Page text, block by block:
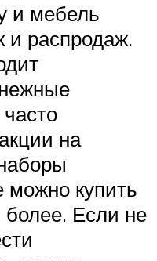
и мебель
и распродаж.
на
можно купить
более. Если не